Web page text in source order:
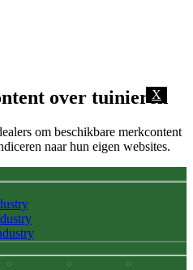
X
over tuinieren
om beschikbare merkcontent
naar hun eigen websites.